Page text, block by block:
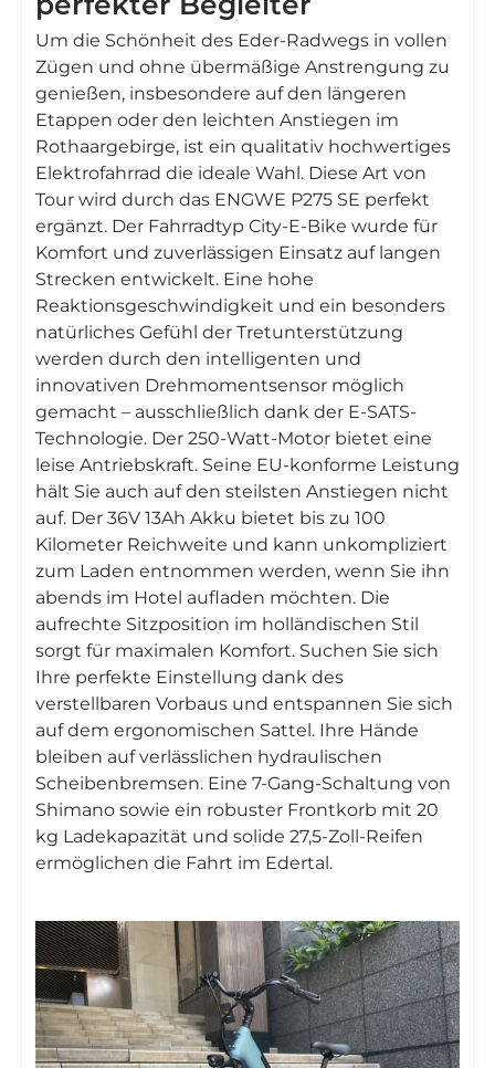
Um die Schönheit des Eder-Radwegs in vollen
Zügen und ohne übermäßige Anstrengung zu
genießen, insbesondere auf den längeren
Etappen oder den leichten Anstiegen im
Rothaargebirge, ist ein qualitativ hochwertiges
Elektrofahrrad die ideale Wahl. Diese Art von
Tour wird durch das ENGWE P275 SE perfekt
ergänzt. Der Fahrradtyp City-E-Bike wurde für
Komfort und zuverlässigen Einsatz auf langen
Strecken entwickelt. Eine hohe
Reaktionsgeschwindigkeit und ein besonders
natürliches Gefühl der Tretunterstützung
werden durch den intelligenten und
innovativen Drehmomentsensor möglich
gemacht – ausschließlich dank der E-SATS-
Technologie. Der 250-Watt-Motor bietet eine
leise Antriebskraft. Seine EU-konforme Leistung
hält Sie auch auf den steilsten Anstiegen nicht
auf. Der 36V 13Ah Akku bietet bis zu 100
Kilometer Reichweite und kann unkompliziert
zum Laden entnommen werden, wenn Sie ihn
abends im Hotel aufladen möchten. Die
aufrechte Sitzposition im holländischen Stil
sorgt für maximalen Komfort. Suchen Sie sich
Ihre perfekte Einstellung dank des
verstellbaren Vorbaus und entspannen Sie sich
auf dem ergonomischen Sattel. Ihre Hände
bleiben auf verlässlichen hydraulischen
Scheibenbremsen. Eine 7-Gang-Schaltung von
Shimano sowie ein robuster Frontkorb mit 20
kg Ladekapazität und solide 27,5-Zoll-Reifen
ermöglichen die Fahrt im Edertal.